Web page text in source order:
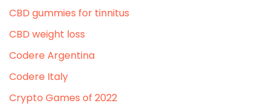
CBD gummies for tinnitus
CBD weight loss
Codere Argentina
Codere Italy
Crypto Games of 2022